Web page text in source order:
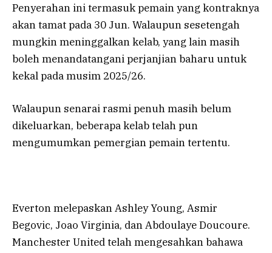
Penyerahan ini termasuk pemain yang kontraknya
akan tamat pada 30 Jun. Walaupun sesetengah
mungkin meninggalkan kelab, yang lain masih
boleh menandatangani perjanjian baharu untuk
kekal pada musim 2025/26.
Walaupun senarai rasmi penuh masih belum
dikeluarkan, beberapa kelab telah pun
mengumumkan pemergian pemain tertentu.
Everton melepaskan Ashley Young, Asmir
Begovic, Joao Virginia, dan Abdoulaye Doucoure.
Manchester United telah mengesahkan bahawa